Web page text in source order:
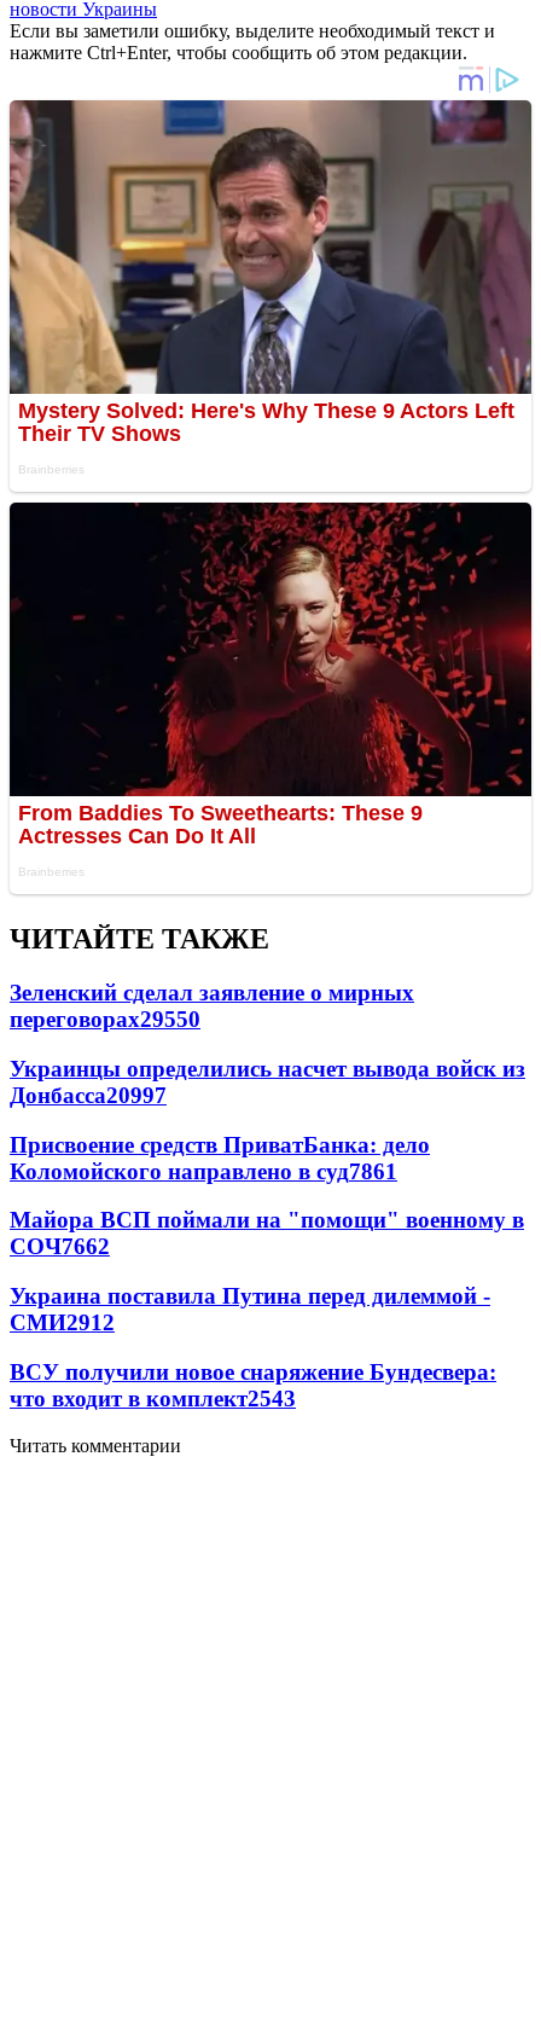
новости Украины
Если вы заметили ошибку, выделите необходимый текст и
нажмите Ctrl+Enter, чтобы сообщить об этом редакции.
ЧИТАЙТЕ ТАКЖЕ
Зеленский сделал заявление о мирных
переговорах29550
Украинцы определились насчет вывода войск из
Донбасса20997
Присвоение средств ПриватБанка: дело
Коломойского направлено в суд7861
Майора ВСП поймали на "помощи" военному в
СОЧ7662
Украина поставила Путина перед дилеммой -
СМИ2912
ВСУ получили новое снаряжение Бундесвера:
что входит в комплект2543
Читать комментарии